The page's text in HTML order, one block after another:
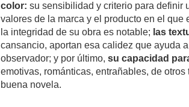
color: su sensibilidad y criterio para definir
valores de la marca y el producto en el que
la integridad de su obra es notable; las
cansancio, aportan esa calidez que ayuda
observador; y por último,su capacidad
emotivas, románticas, entrañables, de
buena novela.